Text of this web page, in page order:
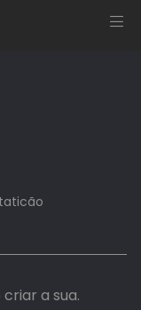
a sua.